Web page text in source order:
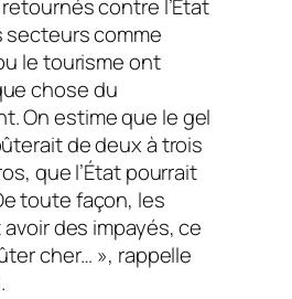
contre l’État
secteurs comme
le tourisme ont
chose du
On estime que le gel
de deux à trois
que l’État pourrait
toute façon, les
des impayés, ce
cher… », rappelle